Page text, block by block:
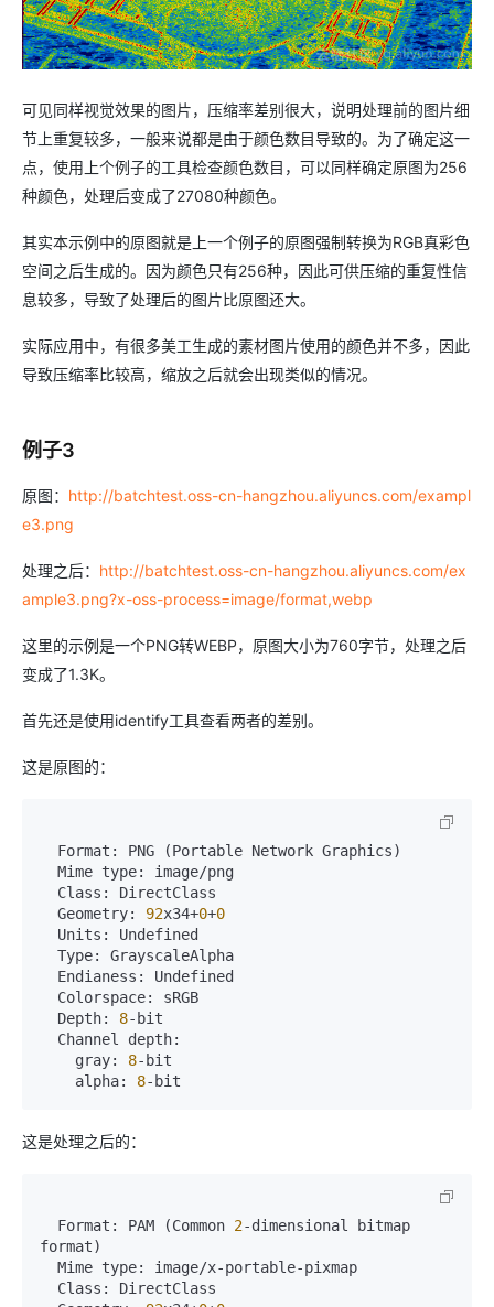
可见同样视觉效果的图片，压缩率差别很大，说明处理前的图片细
节上重复较多，一般来说都是由于颜色数目导致的。为了确定这一
点，使用上个例子的工具检查颜色数目，可以同样确定原图为256
种颜色，处理后变成了27080种颜色。
其实本示例中的原图就是上一个例子的原图强制转换为RGB真彩色
空间之后生成的。因为颜色只有256种，因此可供压缩的重复性信
息较多，导致了处理后的图片比原图还大。
实际应用中，有很多美工生成的素材图片使用的颜色并不多，因此
导致压缩率比较高，缩放之后就会出现类似的情况。
例子3
原图： http://batchtest.oss-cn-hangzhou.aliyuncs.com/exampl
e3.png
处理之后： http://batchtest.oss-cn-hangzhou.aliyuncs.com/ex
ample3.png?x-oss-process=image/format,webp
这里的示例是一个PNG转WEBP，原图大小为760字节，处理之后
变成了1.3K。
首先还是使用identify工具查看两者的差别。
这是原图的：
  Geometry:
92x34+0+0
  Depth:
8-bit
    gray:
8-bit
    alpha:
8-bit
这是处理之后的：
  Format: PAM (Common
2-dimensional bitmap
format)